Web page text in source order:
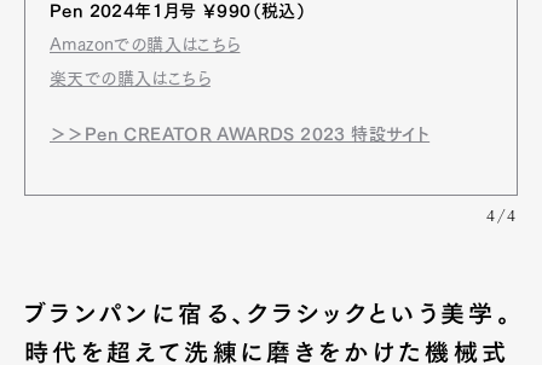
Pen 2024年1月号 ￥990（税込）
Amazonでの購入はこちら
楽天での購入はこちら
＞＞Pen CREATOR AWARDS 2023 特設サイト
4/4
ブランパンに宿る、クラシックという美学。
時代を超えて洗練に磨きをかけた機械式